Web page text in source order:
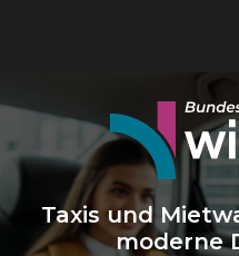
Taxis und
moderne